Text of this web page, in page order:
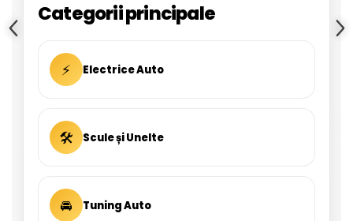
Categorii principale
⚡ Electrice Auto
🛠 Scule și Unelte
🚘 Tuning Auto